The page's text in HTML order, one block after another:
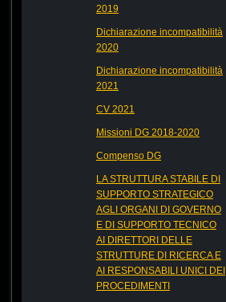
2019
Dichiarazione incompatibilità
2020
Dichiarazione incompatibilità
2021
CV 2021
Missioni DG 2018-2020
Compenso DG
LA STRUTTURA STABILE DI
SUPPORTO STRATEGICO
AGLI ORGANI DI GOVERNO
E DI SUPPORTO TECNICO
AI DIRETTORI DELLE
STRUTTURE DI RICERCA E
AI RESPONSABILI UNICI DEI
PROCEDIMENTI